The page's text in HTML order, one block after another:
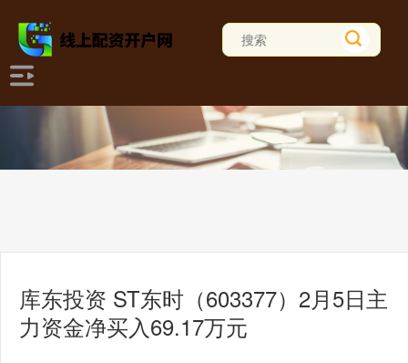
库东投资 ST东时（603377）2月5日主
力资金净买入69.17万元